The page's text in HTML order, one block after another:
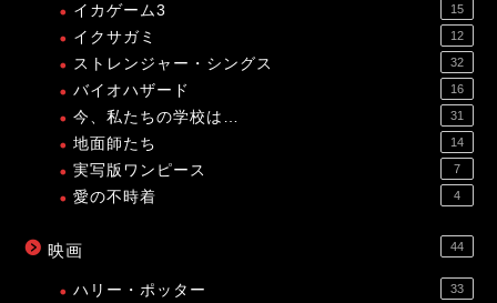
イカゲーム3 15
イクサガミ 12
ストレンジャー・シングス 32
バイオハザード 16
今、私たちの学校は… 31
地面師たち 14
実写版ワンピース 7
愛の不時着 4
映画 44
ハリー・ポッター 33